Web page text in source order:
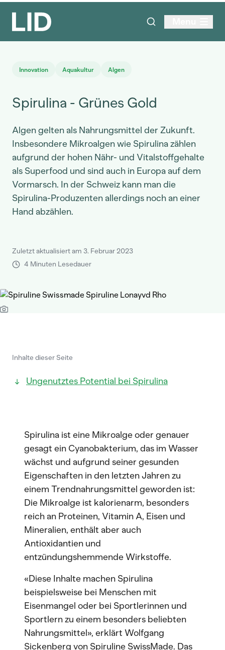
Innovation Aquakultur Algen
Spirulina - Grünes Gold
Algen gelten als Nahrungsmittel der Zukunft.
Insbesondere Mikroalgen wie Spirulina zählen
aufgrund der hohen Nähr- und Vitalstoffgehalte
als Superfood und sind auch in Europa auf dem
Vormarsch. In der Schweiz kann man die
Spirulina-Produzenten allerdings noch an einer
Hand abzählen.
Zuletzt aktualisiert am 3. Februar 2023
4 Minuten Lesedauer
Inhalte dieser Seite
Ungenutztes Potential bei Spirulina
Spirulina ist eine Mikroalge oder genauer
gesagt ein Cyanobakterium, das im Wasser
wächst und aufgrund seiner gesunden
Eigenschaften in den letzten Jahren zu
einem Trendnahrungsmittel geworden ist:
Die Mikroalge ist kalorienarm, besonders
reich an Proteinen, Vitamin A, Eisen und
Mineralien, enthält aber auch
Antioxidantien und
entzündungshemmende Wirkstoffe.
«Diese Inhalte machen Spirulina
beispielsweise bei Menschen mit
Eisenmangel oder bei Sportlerinnen und
Sportlern zu einem besonders beliebten
Nahrungsmittel», erklärt Wolfgang
Sickenberg von Spiruline SwissMade. Das